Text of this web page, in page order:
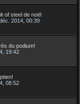
of steel de noël
2014, 00:39
du podium!
19:42
08:52